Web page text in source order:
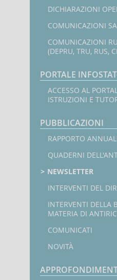
DICHIARAZIONI
COMUNICAZIONI
COMUNICAZIONI
(DEPRU, TRU, RUS,
PORTALE
ACCESSO AL
ISTRUZIONI E
PUBBLICAZIONI
RAPPORTO
QUADERNI
NEWSLETTER
INTERVENTI DEL
INTERVENTI DELLA
MATERIA DI
COMUNICATI
NOVITÀ